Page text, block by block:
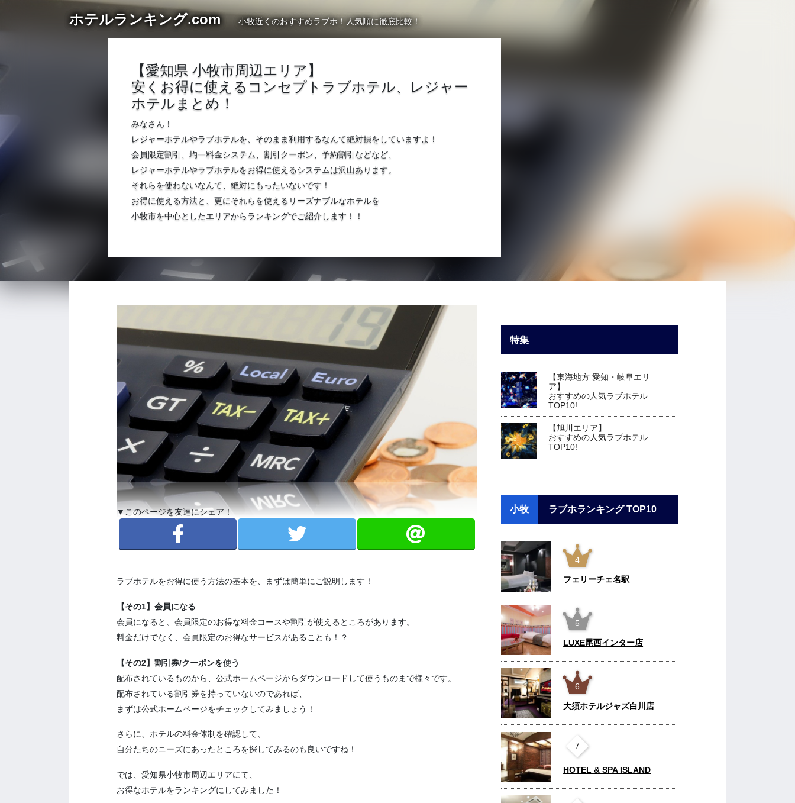
ホテルランキング.com 小牧近くのおすすめラブホ！人気順に徹底比較！
【愛知県 小牧市周辺エリア】
安くお得に使えるコンセプトラブホテル、レジャー
ホテルまとめ！
みなさん！
レジャーホテルやラブホテルを、そのまま利用するなんて絶対損をしていますよ！
会員限定割引、均一料金システム、割引クーポン、予約割引などなど、
レジャーホテルやラブホテルをお得に使えるシステムは沢山あります。
それらを使わないなんて、絶対にもったいないです！
お得に使える方法と、更にそれらを使えるリーズナブルなホテルを
小牧市を中心としたエリアからランキングでご紹介します！！
▼このページを友達にシェア！
ラブホテルをお得に使う方法の基本を、まずは簡単にご説明します！
【その1】会員になる
会員になると、会員限定のお得な料金コースや割引が使えるところがあります。
料金だけでなく、会員限定のお得なサービスがあることも！？
【その2】割引券/クーポンを使う
配布されているものから、公式ホームページからダウンロードして使うものまで様々です。
配布されている割引券を持っていないのであれば、
まずは公式ホームページをチェックしてみましょう！
さらに、ホテルの料金体制を確認して、
自分たちのニーズにあったところを探してみるのも良いですね！
では、愛知県小牧市周辺エリアにて、
お得なホテルをランキングにしてみました！
特集
【東海地方 愛知・岐阜エリ
ア】
おすすめの人気ラブホテル
TOP10!
【旭川エリア】
おすすめの人気ラブホテル
TOP10!
小牧 ラブホランキング TOP10
4
フェリーチェ名駅
5
LUXE尾西インター店
6
大須ホテルジャズ白川店
7
HOTEL & SPA ISLAND